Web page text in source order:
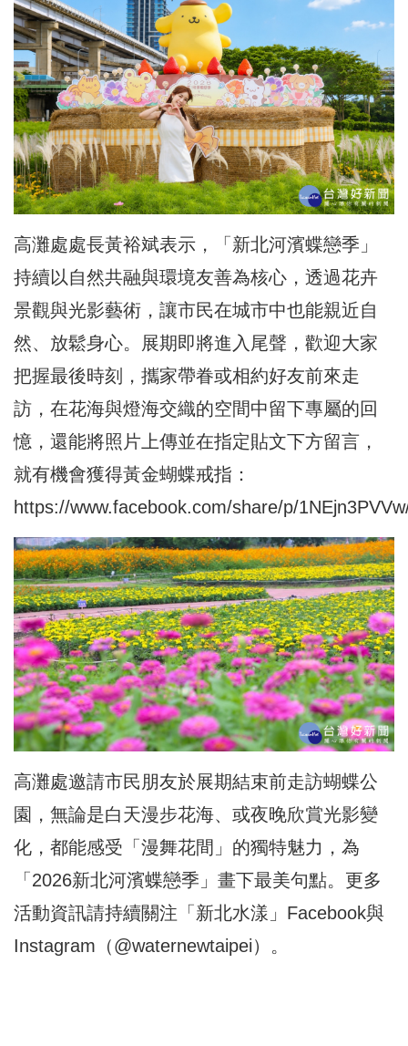
高灘處處長黃裕斌表示，「新北河濱蝶戀季」
持續以自然共融與環境友善為核心，透過花卉
景觀與光影藝術，讓市民在城市中也能親近自
然、放鬆身心。展期即將進入尾聲，歡迎大家
把握最後時刻，攜家帶眷或相約好友前來走
訪，在花海與燈海交織的空間中留下專屬的回
憶，還能將照片上傳並在指定貼文下方留言，
就有機會獲得黃金蝴蝶戒指：
https://www.facebook.com/share/p/
高灘處邀請市民朋友於展期結束前走訪蝴蝶公
園，無論是白天漫步花海、或夜晚欣賞光影變
化，都能感受「漫舞花間」的獨特魅力，為
「2026新北河濱蝶戀季」畫下最美句點。更多
活動資訊請持續關注「新北水漾」Facebook與
Instagram（@waternewtaipei）。